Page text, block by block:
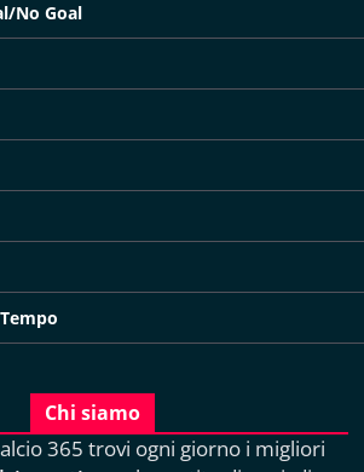
No Goal
Chi siamo
365 trovi ogni giorno i migliori